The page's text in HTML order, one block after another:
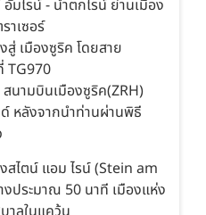
มไรน์ - น้ำตกไรน์ ย่านเมือง
าเซอร์
เมืองซูริค โดยสาย
TG970
นามบินเมืองซูริค(ZRH)
หลังจากนำท่านผ่านพิธี
สไตน์ แอม ไรน์ (Stein am
งประมาณ 50 นาที เมืองแห่ง